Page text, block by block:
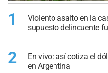
1
Violento asalto en la
supuesto delincuente
2
En vivo: así cotiza el
en Argentina